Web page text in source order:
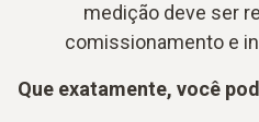
medição deve ser
comissionamento e
Que exatamente, você